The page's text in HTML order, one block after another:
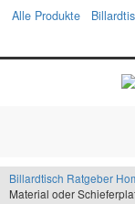
Alle Produkte
Billardtisch Ratgeber
Material oder